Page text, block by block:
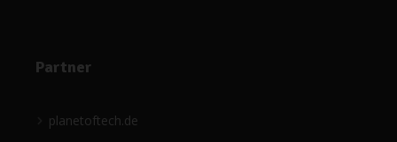
Partner
planetoftech.de